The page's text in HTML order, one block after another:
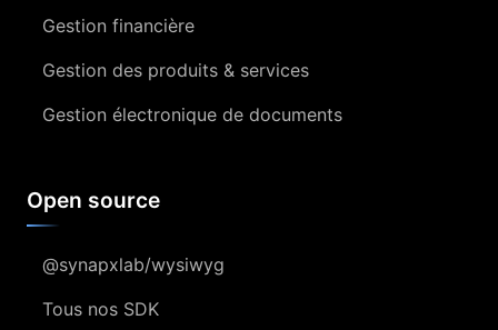
Gestion financière
Gestion des produits & services
Gestion électronique de documents
Open source
@synapxlab/wysiwyg
Tous nos SDK